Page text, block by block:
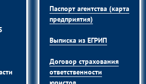
Паспорт агентства (карта
предприятия)
Выписка из ЕГРИП
Договор страхования
ответственности